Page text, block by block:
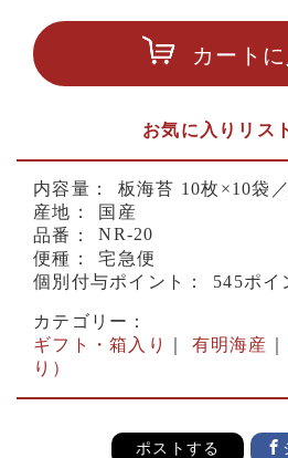
カート
お気に入りリス
内容量：
板海苔 10枚×10袋
産地：
国産
品番：
NR-20
便種：
宅急便
個別付与ポイント：
545ポイ
カテゴリー：
ギフト・箱入り
有明海産
り）
ポストする